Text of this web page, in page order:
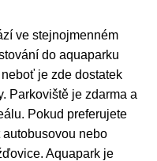
ve stejnojmenném
do aquaparku
je zde dostatek
Parkoviště je zdarma a
Pokud preferujete
nebo
Aquapark je